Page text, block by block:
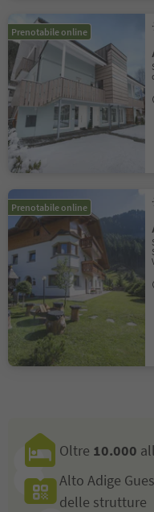
Prenotabile online
Prenotabile online
Oltre 10.000
Alto Adige
delle strutture